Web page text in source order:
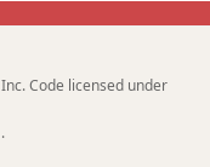
Code licensed under
.